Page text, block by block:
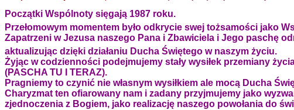
Początki Wspólnoty sięgają 1987 roku.
Przełomowym momentem było odkrycie swej tożsamości jako
Zapatrzeni w Jezusa naszego Pana i Zbawiciela i Jego paschę
aktualizując dzięki działaniu Ducha Świętego w naszym życiu.
Żyjąc w codzienności podejmujemy stały wysiłek przemiany
(PASCHA TU I TERAZ).
Pragniemy to czynić nie własnym wysiłkiem ale mocą Ducha
Charyzmat ten ofiarowany nam i zadany przyjmujemy jako
zjednoczenia z Bogiem, jako realizację naszego powołania do